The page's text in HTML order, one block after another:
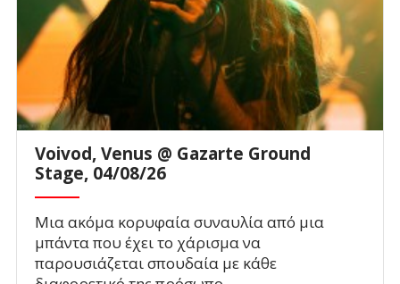
Voivod, Venus @ Gazarte Ground
Stage, 04/08/26
Μια ακόμα κορυφαία συναυλία από μια
μπάντα που έχει το χάρισμα να
παρουσιάζεται σπουδαία με κάθε